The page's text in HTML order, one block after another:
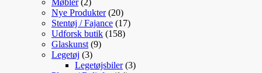
Møbler 2
varer
Nye Produkter 2020
varer
Stentøj / Fajance 1717
Udforsk butik 158158
Glaskunst 99
Legetøj 33
varer
Legetøjsbiler 33